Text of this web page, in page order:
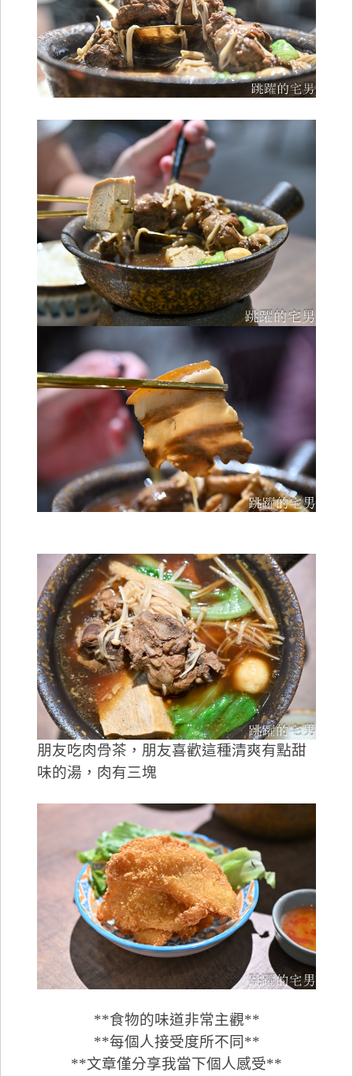
朋友吃肉骨茶，朋友喜歡這種清爽有點甜
味的湯，肉有三塊
**食物的味道非常主觀**
**每個人接受度所不同**
**文章僅分享我當下個人感受**